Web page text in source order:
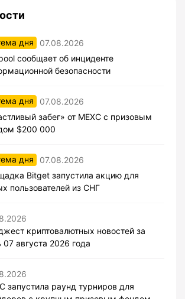
дня
07.08.2026
сообщает об инциденте
безопасности
дня
07.08.2026
забег» от MEXC с призовым
$200 000
дня
07.08.2026
Bitget запустила акцию для
пользователей из СНГ
криптовалютных новостей за
07 августа 2026 года
запустила раунд турниров для